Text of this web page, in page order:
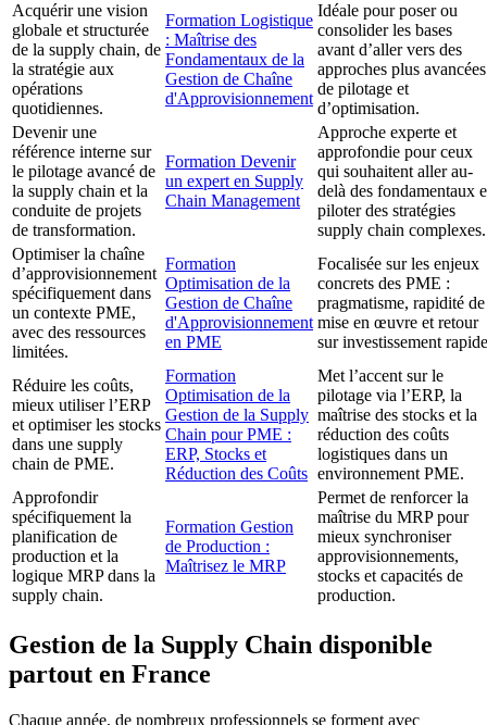
Acquérir une vision
globale et structurée
de la supply chain, de
la stratégie aux
opérations
quotidiennes.
Formation Logistique
: Maîtrise des
Fondamentaux de la
Gestion de Chaîne
d'Approvisionnement
Idéale pour poser ou
consolider les bases
avant d’aller vers des
approches plus avancées
de pilotage et
d’optimisation.
Devenir une
référence interne sur
le pilotage avancé de
la supply chain et la
conduite de projets
de transformation.
Formation Devenir
un expert en Supply
Chain Management
Approche experte et
approfondie pour ceux
qui souhaitent aller au-
delà des fondamentaux
piloter des stratégies
supply chain complexes.
Optimiser la chaîne
d’approvisionnement
spécifiquement dans
un contexte PME,
avec des ressources
limitées.
Formation
Optimisation de la
Gestion de Chaîne
d'Approvisionnement
en PME
Focalisée sur les enjeux
concrets des PME :
pragmatisme, rapidité de
mise en œuvre et retour
sur investissement
Réduire les coûts,
mieux utiliser l’ERP
et optimiser les stocks
dans une supply
chain de PME.
Formation
Optimisation de la
Gestion de la Supply
Chain pour PME :
ERP, Stocks et
Réduction des Coûts
Met l’accent sur le
pilotage via l’ERP, la
maîtrise des stocks et la
réduction des coûts
logistiques dans un
environnement PME.
Approfondir
spécifiquement la
planification de
production et la
logique MRP dans la
supply chain.
Formation Gestion
de Production :
Maîtrisez le MRP
Permet de renforcer la
maîtrise du MRP pour
mieux synchroniser
approvisionnements,
stocks et capacités de
production.
Gestion de la Supply Chain disponible
partout en France
Chaque année, de nombreux professionnels se forment avec